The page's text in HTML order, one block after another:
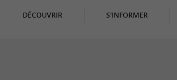
DÉCOUVRIR S'INFORMER